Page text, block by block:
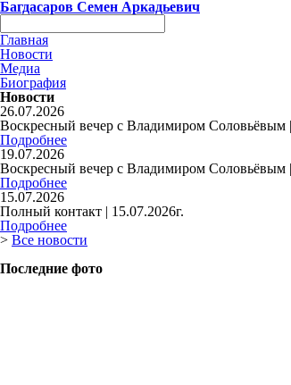
Багдасаров Семен Аркадьевич
Главная
Новости
Медиа
Биография
Новости
26.07.2026
Воскресный вечер с Владимиром Соловьёвым |
Подробнее
19.07.2026
Воскресный вечер с Владимиром Соловьёвым |
Подробнее
15.07.2026
Полный контакт | 15.07.2026г.
Подробнее
> Все новости
Последние фото